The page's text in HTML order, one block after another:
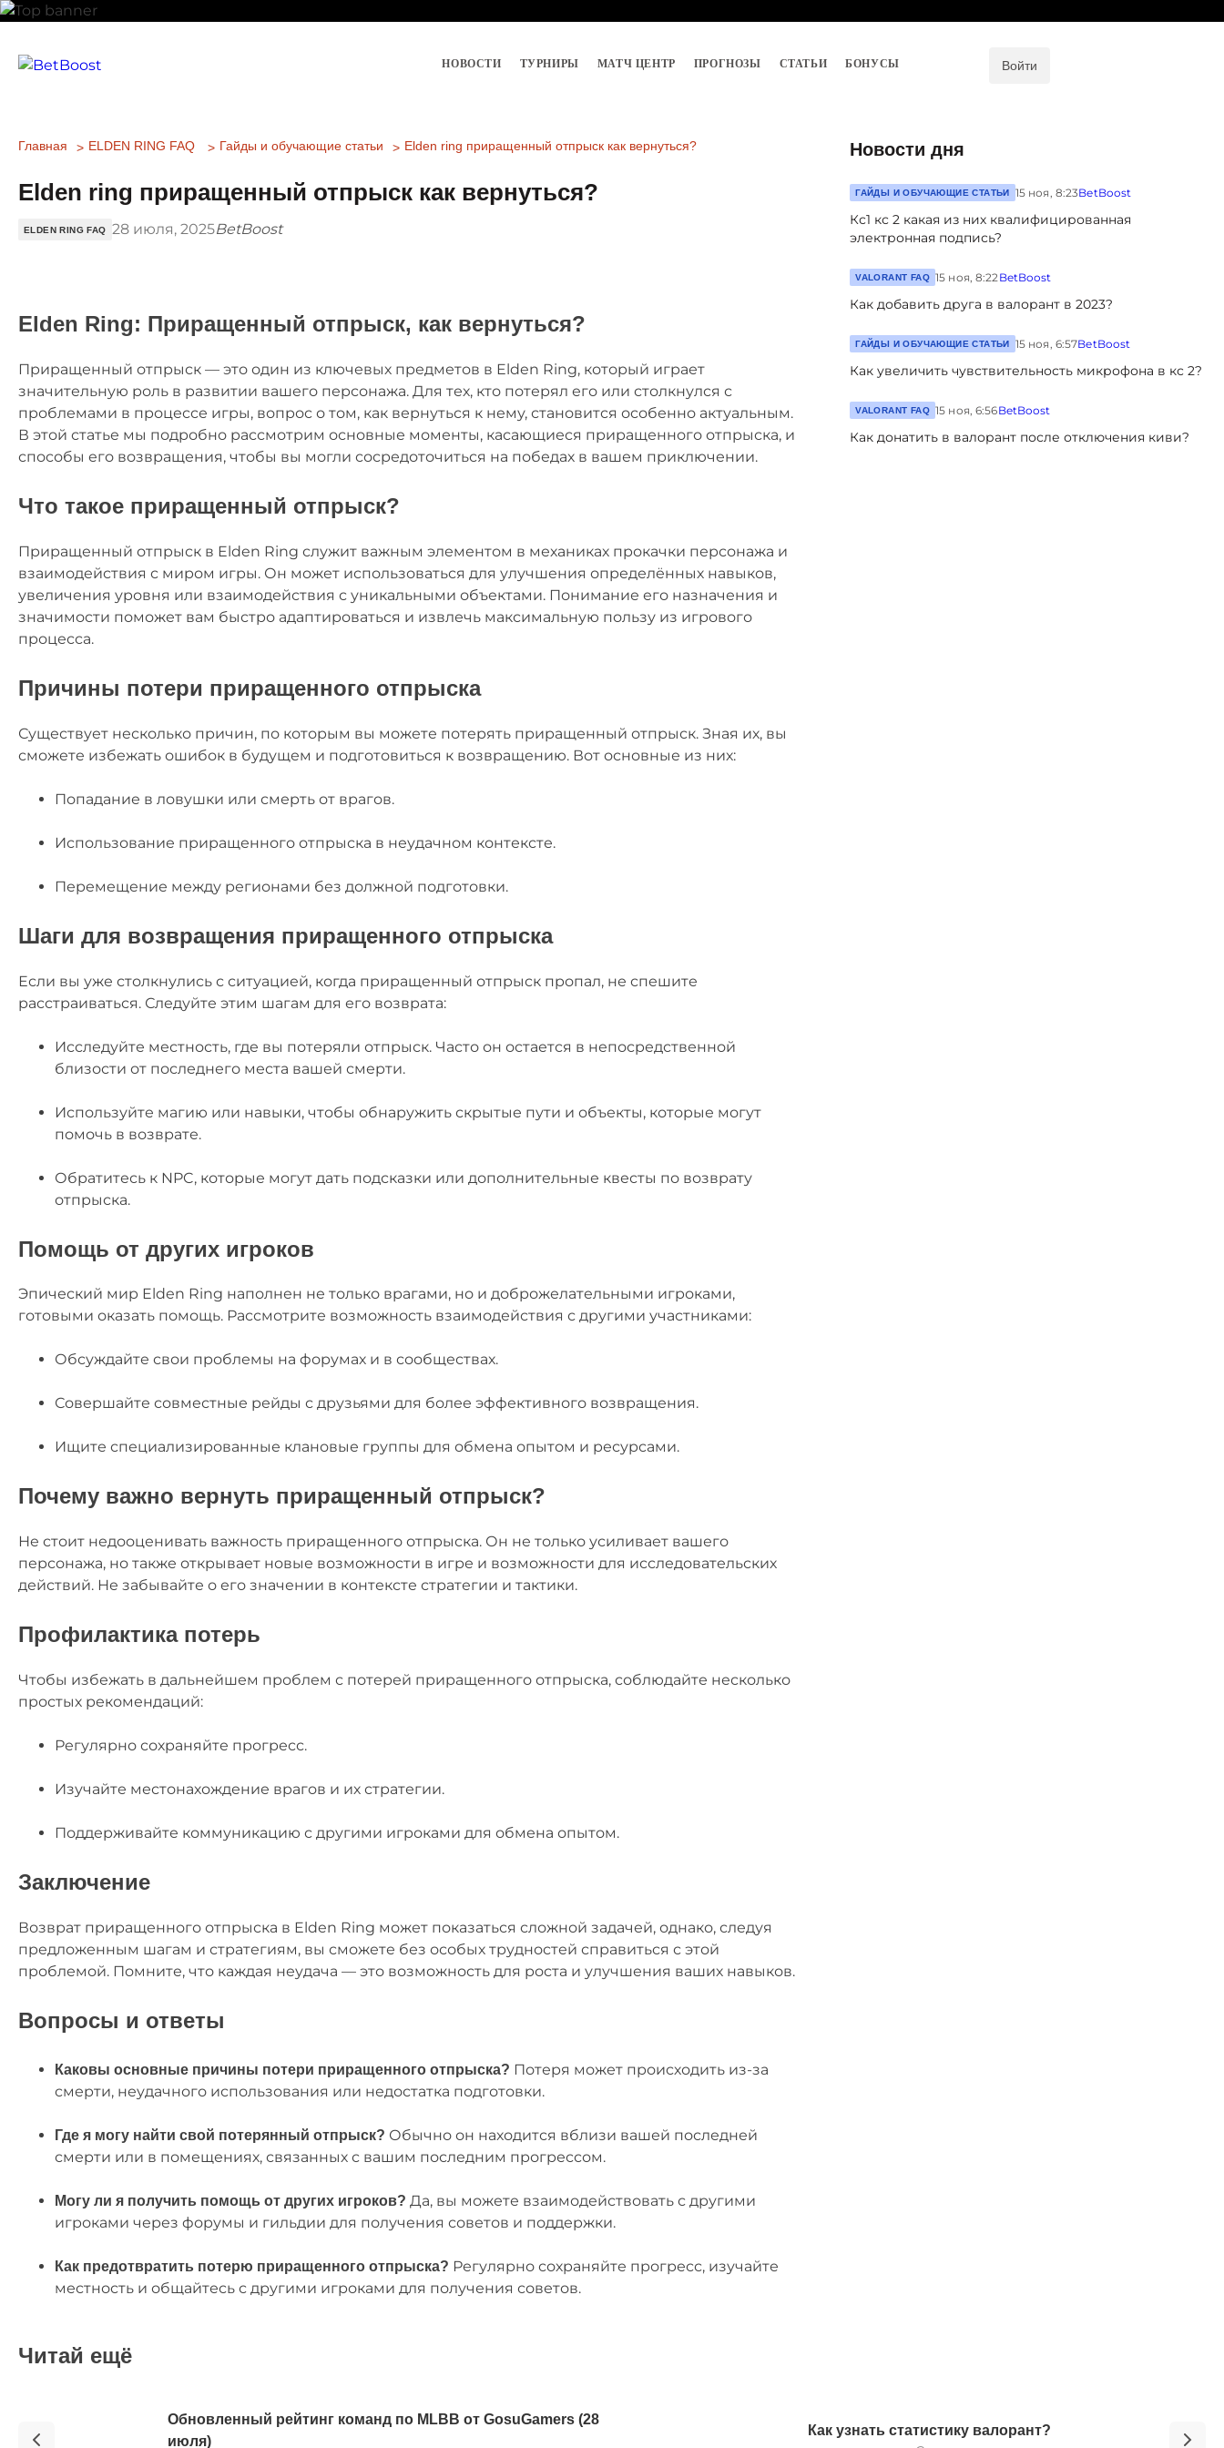
НОВОСТИ ТУРНИРЫ МАТЧ ЦЕНТР ПРОГНОЗЫ СТАТЬИ БОНУСЫ Войти
Главная ELDEN RING FAQ Гайды и обучающие статьи Elden ring приращенный отпрыск как вернуться?
Elden ring приращенный отпрыск как вернуться?
ELDEN RING FAQ 28 июля, 2025BetBoost
Elden Ring: Приращенный отпрыск, как вернуться?
Приращенный отпрыск — это один из ключевых предметов в Elden Ring, который играет
значительную роль в развитии вашего персонажа. Для тех, кто потерял его или столкнулся с
проблемами в процессе игры, вопрос о том, как вернуться к нему, становится особенно актуальным.
В этой статье мы подробно рассмотрим основные моменты, касающиеся приращенного отпрыска, и
способы его возвращения, чтобы вы могли сосредоточиться на победах в вашем приключении.
Что такое приращенный отпрыск?
Приращенный отпрыск в Elden Ring служит важным элементом в механиках прокачки персонажа и
взаимодействия с миром игры. Он может использоваться для улучшения определённых навыков,
увеличения уровня или взаимодействия с уникальными объектами. Понимание его назначения и
значимости поможет вам быстро адаптироваться и извлечь максимальную пользу из игрового
процесса.
Причины потери приращенного отпрыска
Существует несколько причин, по которым вы можете потерять приращенный отпрыск. Зная их, вы
сможете избежать ошибок в будущем и подготовиться к возвращению. Вот основные из них:
Попадание в ловушки или смерть от врагов.
Использование приращенного отпрыска в неудачном контексте.
Перемещение между регионами без должной подготовки.
Шаги для возвращения приращенного отпрыска
Если вы уже столкнулись с ситуацией, когда приращенный отпрыск пропал, не спешите
расстраиваться. Следуйте этим шагам для его возврата:
Исследуйте местность, где вы потеряли отпрыск. Часто он остается в непосредственной
близости от последнего места вашей смерти.
Используйте магию или навыки, чтобы обнаружить скрытые пути и объекты, которые могут
помочь в возврате.
Обратитесь к NPC, которые могут дать подсказки или дополнительные квесты по возврату
отпрыска.
Помощь от других игроков
Эпический мир Elden Ring наполнен не только врагами, но и доброжелательными игроками,
готовыми оказать помощь. Рассмотрите возможность взаимодействия с другими участниками:
Обсуждайте свои проблемы на форумах и в сообществах.
Совершайте совместные рейды с друзьями для более эффективного возвращения.
Ищите специализированные клановые группы для обмена опытом и ресурсами.
Почему важно вернуть приращенный отпрыск?
Не стоит недооценивать важность приращенного отпрыска. Он не только усиливает вашего
персонажа, но также открывает новые возможности в игре и возможности для исследовательских
действий. Не забывайте о его значении в контексте стратегии и тактики.
Профилактика потерь
Чтобы избежать в дальнейшем проблем с потерей приращенного отпрыска, соблюдайте несколько
простых рекомендаций:
Регулярно сохраняйте прогресс.
Изучайте местонахождение врагов и их стратегии.
Поддерживайте коммуникацию с другими игроками для обмена опытом.
Заключение
Возврат приращенного отпрыска в Elden Ring может показаться сложной задачей, однако, следуя
предложенным шагам и стратегиям, вы сможете без особых трудностей справиться с этой
проблемой. Помните, что каждая неудача — это возможность для роста и улучшения ваших навыков.
Вопросы и ответы
Каковы основные причины потери приращенного отпрыска? Потеря может происходить из-за
смерти, неудачного использования или недостатка подготовки.
Где я могу найти свой потерянный отпрыск? Обычно он находится вблизи вашей последней
смерти или в помещениях, связанных с вашим последним прогрессом.
Могу ли я получить помощь от других игроков? Да, вы можете взаимодействовать с другими
игроками через форумы и гильдии для получения советов и поддержки.
Как предотвратить потерю приращенного отпрыска? Регулярно сохраняйте прогресс, изучайте
местность и общайтесь с другими игроками для получения советов.
Новости дня
ГАЙДЫ И ОБУЧАЮЩИЕ СТАТЬИ 15 ноя, 8:23BetBoost
Кс1 кс 2 какая из них квалифицированная
электронная подпись?
VALORANT FAQ 15 ноя, 8:22BetBoost
Как добавить друга в валорант в 2023?
ГАЙДЫ И ОБУЧАЮЩИЕ СТАТЬИ 15 ноя, 6:57BetBoost
Как увеличить чувствительность микрофона в кс 2?
VALORANT FAQ 15 ноя, 6:56BetBoost
Как донатить в валорант после отключения киви?
Читай ещё
Обновленный рейтинг команд по MLBB от GosuGamers (28
июля)
Как узнать статистику валорант?